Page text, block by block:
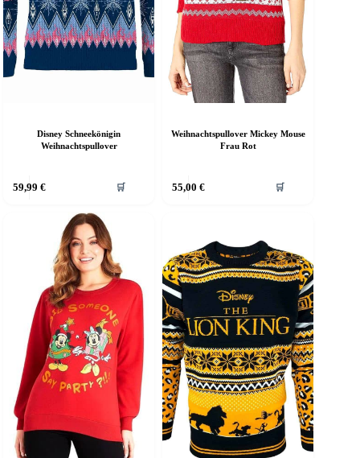
Disney Schneekönigin
Weihnachtspullover
59,99 € 🛒
Weihnachtspullover Mickey Mouse
Frau Rot
55,00 € 🛒
Produkt
Die
Optionen
können
auf
der
Produktseite
gewählt
werden